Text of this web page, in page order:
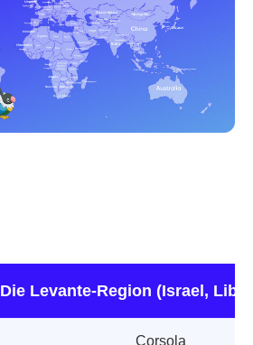
Die Levante-Region (Israel,
Corsola